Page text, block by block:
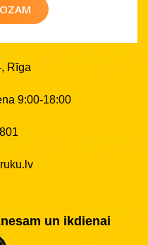
Rīga
9:00-18:00
un ikdienai